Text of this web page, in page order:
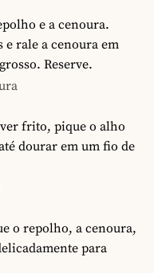
e a cenoura.
rale a cenoura em
Reserve.
frito, pique o alho
dourar em um fio de
o repolho, a cenoura,
para